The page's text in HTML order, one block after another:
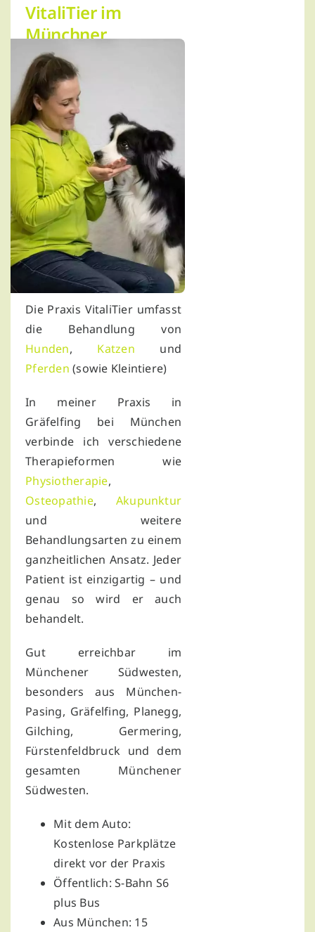
VitaliTier im
Münchner
Südwesten
Die Praxis VitaliTier umfasst
die Behandlung von
Hunden, Katzen und
Pferden (sowie Kleintiere)
In meiner Praxis in
Gräfelfing bei München
verbinde ich verschiedene
Therapieformen wie
Physiotherapie,
Osteopathie, Akupunktur
und weitere
Behandlungsarten zu einem
ganzheitlichen Ansatz. Jeder
Patient ist einzigartig – und
genau so wird er auch
behandelt.
Gut erreichbar im
Münchener Südwesten,
besonders aus München-
Pasing, Gräfelfing, Planegg,
Gilching, Germering,
Fürstenfeldbruck und dem
gesamten Münchener
Südwesten.
Mit dem Auto:
Kostenlose Parkplätze
direkt vor der Praxis
Öffentlich: S-Bahn S6
plus Bus
Aus München: 15